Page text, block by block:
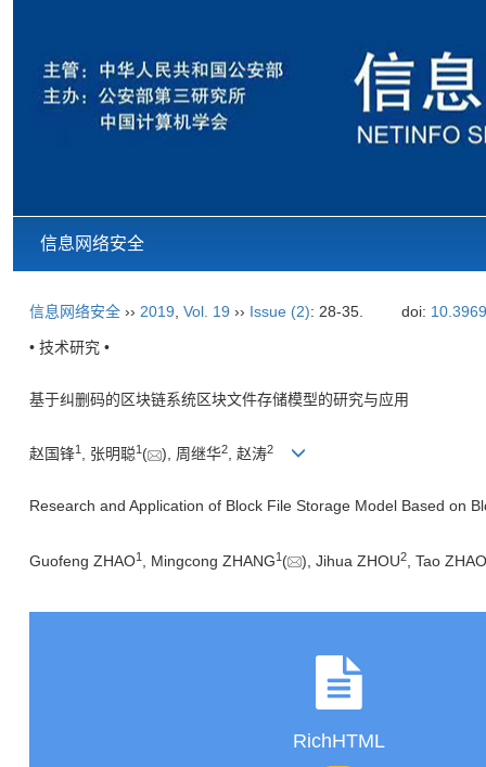
信息网络安全
信息网络安全 ›› 2019 Vol. 19 ›› Issue (2): 28-35. doi:
• 技术研究 •
基于纠删码的区块链系统区块文件存储模型的研究与应用
赵国锋1 , 张明聪1 ( ), 周继华2, 赵涛2
Research and Application of Block File Storage Model Based on
Guofeng ZHAO1 , Mingcong ZHANG1 ( ), Jihua ZHOU2 , Tao ZHAO
RichHTML